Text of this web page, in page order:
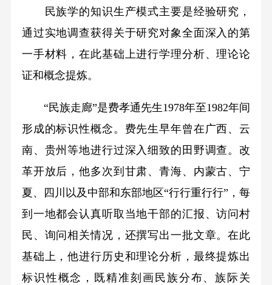
民族学的知识生产模式主要是经验研究，
通过实地调查获得关于研究对象全面深入的第
一手材料，在此基础上进行学理分析、理论论
证和概念提炼。
“民族走廊”是费孝通先生1978年至1982年间
形成的标识性概念。费先生早年曾在广西、云
南、贵州等地进行过深入细致的田野调查。改
革开放后，他多次到甘肃、青海、内蒙古、宁
夏、四川以及中部和东部地区“行行重行行”，每
到一地都会认真听取当地干部的汇报、访问村
民、询问相关情况，还撰写出一批文章。在此
基础上，他进行历史和理论分析，最终提炼出
标识性概念，既精准刻画民族分布、族际关